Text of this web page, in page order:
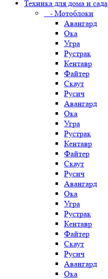
Техника для дома и сада
- Мотоблоки
Авангард
Ока
Угра
Рустрак
Кентавр
Файтер
Скаут
Русич
Авангард
Ока
Угра
Рустрак
Кентавр
Файтер
Скаут
Русич
Авангард
Ока
Угра
Рустрак
Кентавр
Файтер
Скаут
Русич
Авангард
Ока